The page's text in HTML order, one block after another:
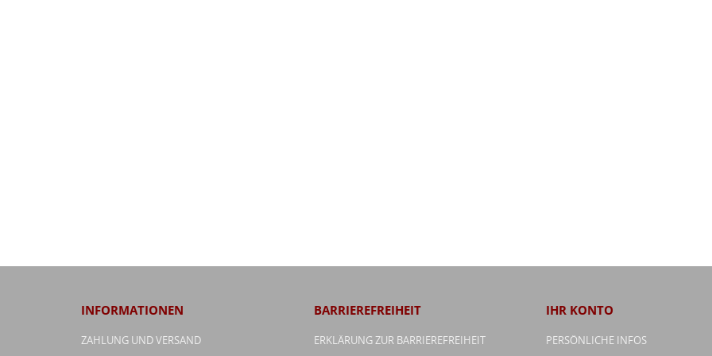
INFORMATIONEN
ZAHLUNG UND VERSAND
BARRIEREFREIHEIT
ERKLÄRUNG ZUR BARRIEREFREIHEIT
IHR KONTO
PERSÖNLICHE INFOS